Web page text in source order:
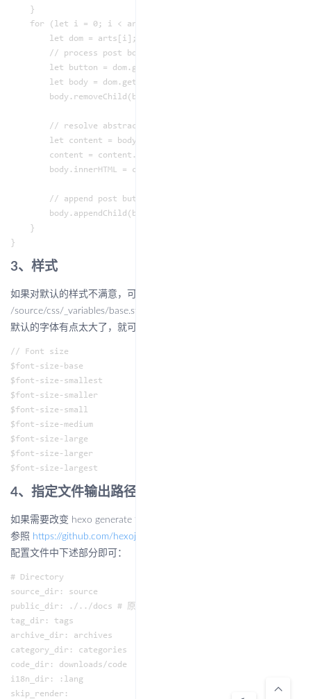
    }
    for (let i = 0; i < arts.length; i++) {
        let dom = arts[i];
        // process post body
let button = dom.getElementsByClassName("post-
        let body = dom.getElementsByClassName("post-body")[0];
        body.removeChild(button);
        // resolve abstract content
        let content = body.textContent;
        content = content.substring(0, 250) + "......";
        body.innerHTML = content;
        // append post button
        body.appendChild(button);
    }
3、样式
如果对默认的样式不满意，可以进入 next 主题的根目录下的
/source/css/_variables/base.styl 文件调整相应的参数。比如我觉得
默认的字体有点太大了，就可以修改字体配置的文件：
// Font size
$font-size-base           = (hexo-config('font.enable') and
$font-size-smallest       = .75em;
$font-size-smaller        = .8125em;
$font-size-small          = .875em;
$font-size-medium         = 1em;
$font-size-large          = .9em; // ，默认为 1.125em
$font-size-larger         = 1em; // 默认为 1.25 em
4、指定文件输出路径
如果需要改变 hexo generate 命令生成的静态文件的输出路径，可以
参照 https://github.com/hexojs/hexo/issues/1585 ，直接修改
配置文件中下述部分即可：
# Directory
source_dir: source
public_dir: ./../docs # 原本为 public，即 hexo 根目录的 public
tag_dir: tags
archive_dir: archives
category_dir: categories
code_dir: downloads/code
i18n_dir: :lang
keyboard_arrow_up